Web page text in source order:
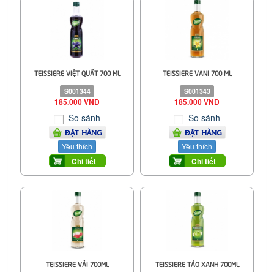
TEISSIERE VIỆT QUẤT 700 ML
S001344
185.000 VND
So sánh
ĐẶT HÀNG
Yêu thích
Chi tiết
TEISSIERE VANI 700 ML
S001343
185.000 VND
So sánh
ĐẶT HÀNG
Yêu thích
Chi tiết
TEISSIERE VẢI 700ML TEISSIERE TÁO XANH 700ML